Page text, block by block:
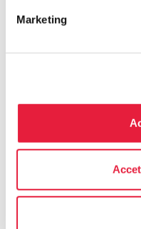
Marketing
phone
0565 976778
Esperienze
Verifica